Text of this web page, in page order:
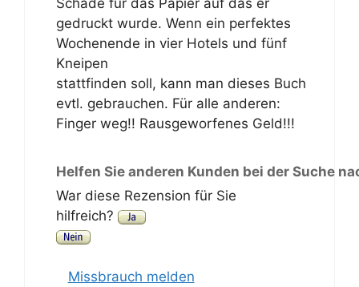
gedruckt wurde. Wenn ein perfektes
Wochenende in vier Hotels und fünf
Kneipen
stattfinden soll, kann man dieses Buch
evtl. gebrauchen. Für alle anderen:
Finger weg!! Rausgeworfenes Geld!!!
Helfen Sie anderen Kunden bei der Suche
War diese Rezension für Sie
hilfreich?
Missbrauch melden